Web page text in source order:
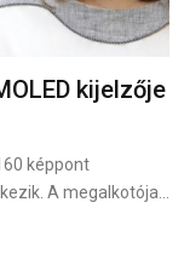
kijelzője
képpont
A megalkotója…